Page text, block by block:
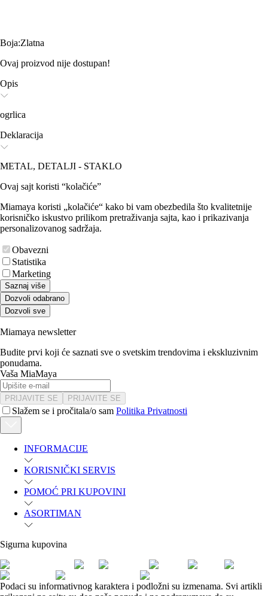
Boja:Zlatna
Ovaj proizvod nije dostupan!
Opis
ogrlica
Deklaracija
METAL, DETALJI - STAKLO
Ovaj sajt koristi “kolačiće”
Miamaya koristi „kolačiće“ kako bi vam obezbedila što kvalitetnije
korisničko iskustvo prilikom pretraživanja sajta, kao i prikazivanja
personalizovanog sadržaja.
Obavezni
Statistika
Marketing
Saznaj više
Dozvoli odabrano
Dozvoli sve
Miamaya newsletter
Budite prvi koji će saznati sve o svetskim trendovima i ekskluzivnim
ponudama.
Vaša MiaMaya
PRIJAVITE SE PRIJAVITE SE
Slažem se i pročitala/o sam Politika Privatnosti
INFORMACIJE
KORISNIČKI SERVIS
POMOĆ PRI KUPOVINI
ASORTIMAN
Sigurna kupovina
Podaci su informativnog karaktera i podložni su izmenama. Svi artikli